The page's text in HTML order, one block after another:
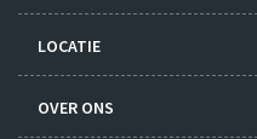
LOCATIE
OVER ONS